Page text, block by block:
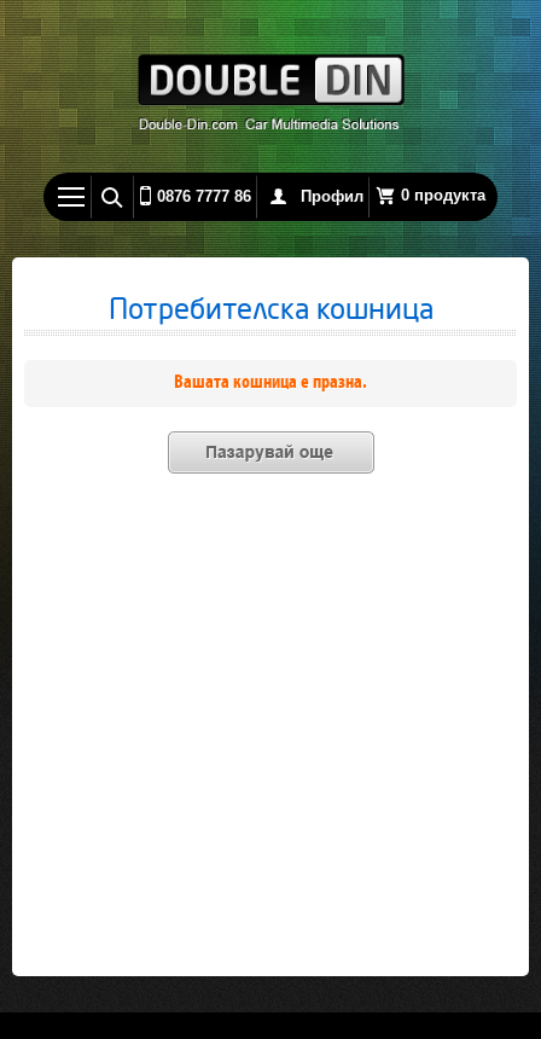
0876 7777 86 Профил 0 продукта
Потребителска кошница
Вашата кошница е празна.